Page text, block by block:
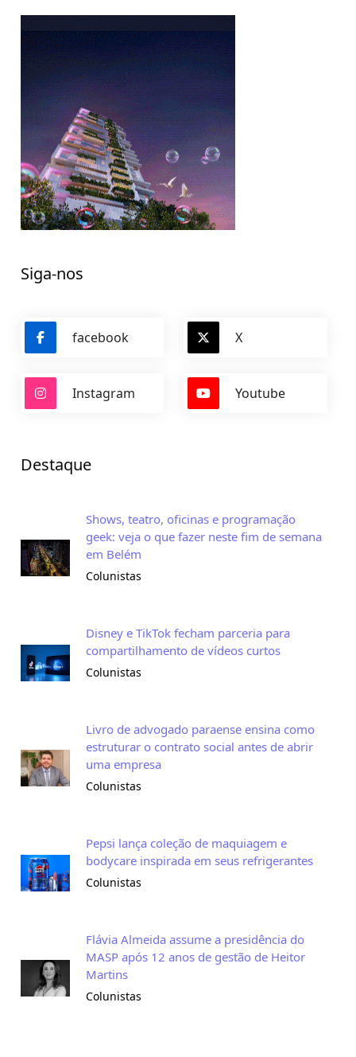
Siga-nos
facebook X
Instagram Youtube
Destaque
Shows, teatro, oficinas e programação
geek: veja o que fazer neste fim de semana
em Belém
Colunistas
Disney e TikTok fecham parceria para
compartilhamento de vídeos curtos
Colunistas
Livro de advogado paraense ensina como
estruturar o contrato social antes de abrir
uma empresa
Colunistas
Pepsi lança coleção de maquiagem e
bodycare inspirada em seus refrigerantes
Colunistas
Flávia Almeida assume a presidência do
MASP após 12 anos de gestão de Heitor
Martins
Colunistas